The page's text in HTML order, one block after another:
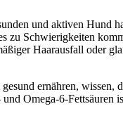
und aktiven Hund
zu Schwierigkeiten
Haarausfall oder
ernähren,
Omega-6-Fettsäuren